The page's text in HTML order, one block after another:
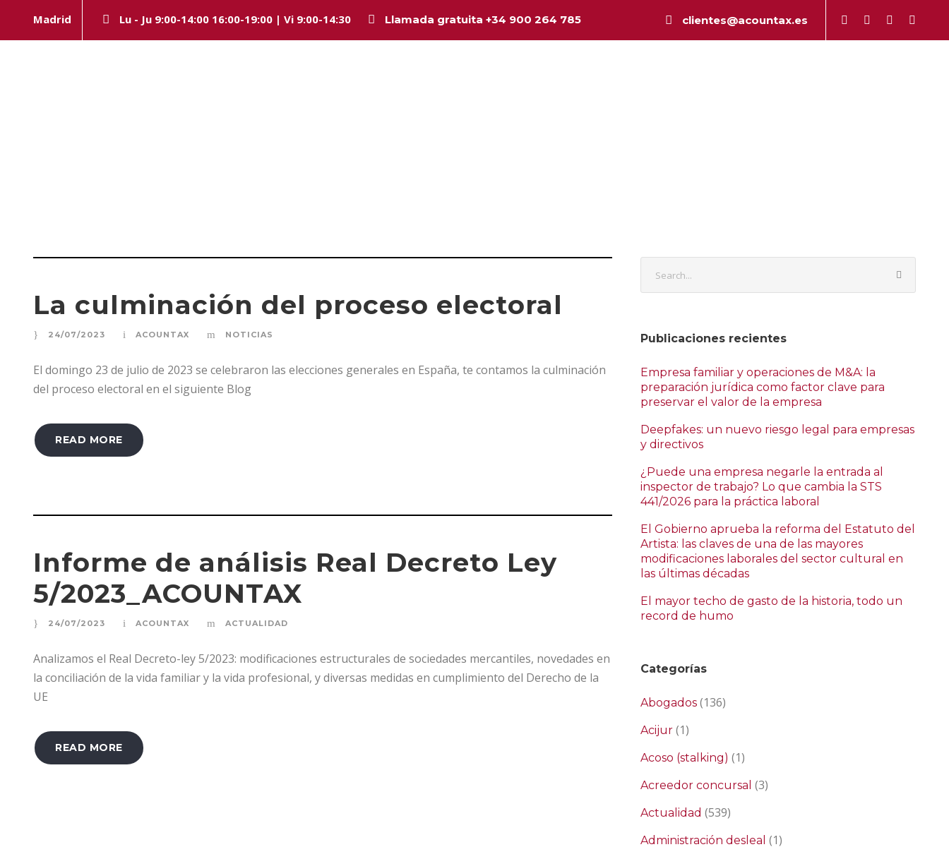
Madrid Lu - Ju 9:00-14:00 16:00-19:00 | Vi 9:00-14:30 Llamada gratuita +34 900 264 785 clientes@acountax.es
La culminación del proceso electoral
24/07/2023 ACOUNTAX NOTICIAS
El domingo 23 de julio de 2023 se celebraron las elecciones generales en España, te contamos la culminación
del proceso electoral en el siguiente Blog
READ MORE
Informe de análisis Real Decreto Ley
5/2023_ACOUNTAX
24/07/2023 ACOUNTAX ACTUALIDAD
Analizamos el Real Decreto-ley 5/2023: modificaciones estructurales de sociedades mercantiles, novedades en
la conciliación de la vida familiar y la vida profesional, y diversas medidas en cumplimiento del Derecho de la
UE
READ MORE
Publicaciones recientes
Empresa familiar y operaciones de M&A: la
preparación jurídica como factor clave para
preservar el valor de la empresa
Deepfakes: un nuevo riesgo legal para empresas
y directivos
¿Puede una empresa negarle la entrada al
inspector de trabajo? Lo que cambia la STS
441/2026 para la práctica laboral
El Gobierno aprueba la reforma del Estatuto del
Artista: las claves de una de las mayores
modificaciones laborales del sector cultural en
las últimas décadas
El mayor techo de gasto de la historia, todo un
record de humo
Categorías
Abogados (136)
Acijur (1)
Acoso (stalking) (1)
Acreedor concursal (3)
Actualidad (539)
Administración desleal (1)